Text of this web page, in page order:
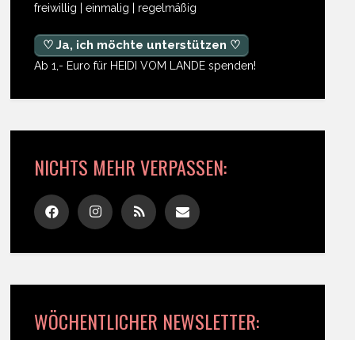
freiwillig | einmalig | regelmäßig
♡ Ja, ich möchte unterstützen ♡
Ab 1,- Euro für HEIDI VOM LANDE spenden!
NICHTS MEHR VERPASSEN:
WÖCHENTLICHER NEWSLETTER: